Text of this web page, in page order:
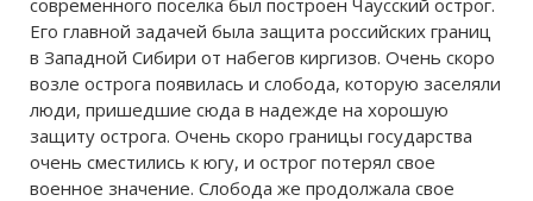
современного поселка был построен Чаусский острог.
Его главной задачей была защита российских границ
в Западной Сибири от набегов киргизов. Очень скоро
возле острога появилась и слобода, которую заселяли
люди, пришедшие сюда в надежде на хорошую
защиту острога. Очень скоро границы государства
очень сместились к югу, и острог потерял свое
военное значение. Слобода же продолжала свое